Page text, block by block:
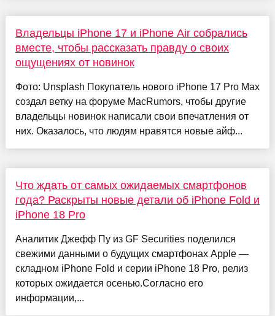
Владельцы iPhone 17 и iPhone Air собрались
вместе, чтобы рассказать правду о своих
ощущениях от новинок
Фото: Unsplash Покупатель нового iPhone 17 Pro Max
создал ветку на форуме MacRumors, чтобы другие
владельцы новинок написали свои впечатления от
них. Оказалось, что людям нравятся новые айф...
Что ждать от самых ожидаемых смартфонов
года? Раскрыты новые детали об iPhone Fold и
iPhone 18 Pro
Аналитик Джефф Пу из GF Securities поделился
свежими данными о будущих смартфонах Apple —
складном iPhone Fold и серии iPhone 18 Pro, релиз
которых ожидается осенью.Согласно его
информации,...